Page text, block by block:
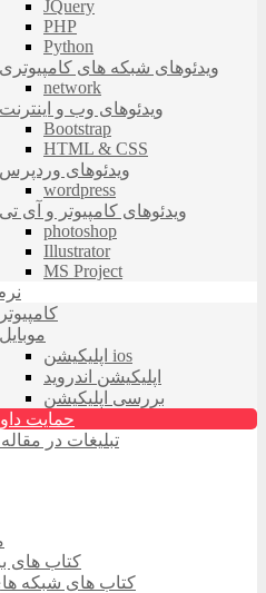
JQuery
PHP
Python
ویدئوهای شبکه های کامپیوتری
network
ویدئوهای وب و اینترنت
Bootstrap
HTML & CSS
ویدئوهای وردپرس
wordpress
ویدئوهای کامپیوتر و آی تی
photoshop
Illustrator
MS Project
کامپیوتر
موبایل
اپلیکیشن ios
اپلیکیشن اندروید
بررسی اپلیکیشن
حمایت
تبلیغات در
کتاب های
کتاب های شبکه